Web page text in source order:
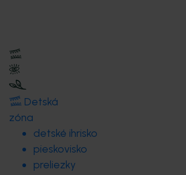
Detská
zóna
detské ihrisko
pieskovisko
preliezky